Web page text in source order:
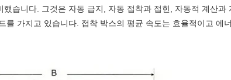
했습니다. 그것은 자동 급지, 자동 접착과 접힌, 자동적 계산과
를 가지고 있습니다. 접착 박스의 평균 속도는 효율적이고 에